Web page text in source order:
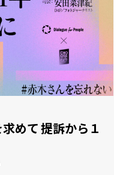
めて 提訴から１